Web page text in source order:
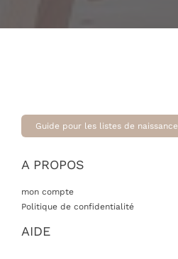
Guide pour les listes de naissance
A PROPOS
mon compte
Politique de confidentialité
AIDE